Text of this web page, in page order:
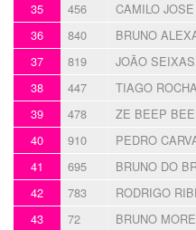
35 456 CAMILO
36 840 BRUNO
37 819 JOÃO SEIXAS
38 447 TIAGO ROCHA
39 478 ZE BEEP
40 910 PEDRO
41 695 BRUNO DO
42 783 RODRIGO
43 72 BRUNO